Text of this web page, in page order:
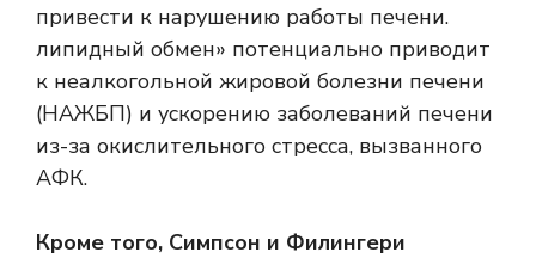
привести к нарушению работы печени.
липидный обмен» потенциально приводит
к неалкогольной жировой болезни печени
(НАЖБП) и ускорению заболеваний печени
из-за окислительного стресса, вызванного
АФК.
Кроме того, Симпсон и Филингери